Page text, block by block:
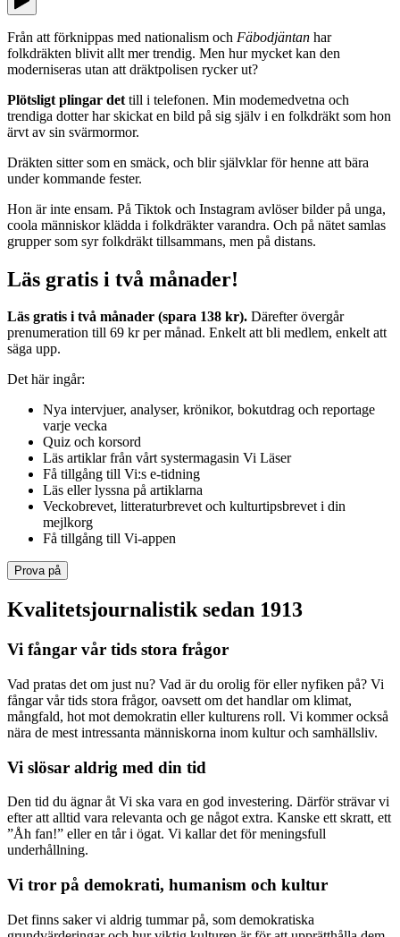
Från att förknippas med nationalism och Fäbodjäntan har
folkdräkten blivit allt mer trendig. Men hur mycket kan den
moderniseras utan att dräktpolisen rycker ut?
Plötsligt plingar det till i telefonen. Min modemedvetna och
trendiga dotter har skickat en bild på sig själv i en folkdräkt som hon
ärvt av sin svärmormor.
Dräkten sitter som en smäck, och blir självklar för henne att bära
under kommande fester.
Hon är inte ensam. På Tiktok och Instagram avlöser bilder på unga,
coola människor klädda i folkdräkter varandra. Och på nätet samlas
grupper som syr folkdräkt tillsammans, men på distans.
Läs gratis i två månader!
Läs gratis i två månader (spara 138 kr). Därefter övergår
prenumeration till 69 kr per månad. Enkelt att bli medlem, enkelt att
säga upp.
Det här ingår:
Nya intervjuer, analyser, krönikor, bokutdrag och reportage
varje vecka
Quiz och korsord
Läs artiklar från vårt systermagasin Vi Läser
Få tillgång till Vi:s e-tidning
Läs eller lyssna på artiklarna
Veckobrevet, litteraturbrevet och kulturtipsbrevet i din
mejlkorg
Få tillgång till Vi-appen
Prova på
Kvalitetsjournalistik sedan 1913
Vi fångar vår tids stora frågor
Vad pratas det om just nu? Vad är du orolig för eller nyfiken på? Vi
fångar vår tids stora frågor, oavsett om det handlar om klimat,
mångfald, hot mot demokratin eller kulturens roll. Vi kommer också
nära de mest intressanta människorna inom kultur och samhällsliv.
Vi slösar aldrig med din tid
Den tid du ägnar åt Vi ska vara en god investering. Därför strävar vi
efter att alltid vara relevanta och ge något extra. Kanske ett skratt, ett
”Åh fan!” eller en tår i ögat. Vi kallar det för meningsfull
underhållning.
Vi tror på demokrati, humanism och kultur
Det finns saker vi aldrig tummar på, som demokratiska